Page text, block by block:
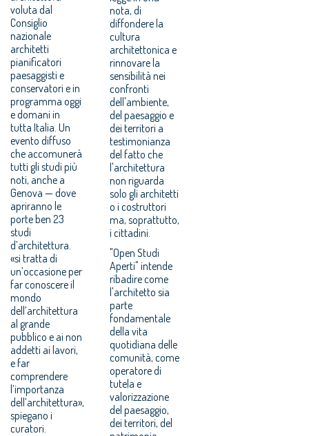
voluta dal
Consiglio
nazionale
architetti
pianificatori
paesaggisti e
conservatori e in
programma oggi
e domani in
tutta Italia. Un
evento diffuso
che accomunerà
tutti gli studi più
noti, anche a
Genova — dove
apriranno le
porte ben 23
studi
d’architettura.
«si tratta di
un’occasione per
far conoscere il
mondo
dell’architettura
al grande
pubblico e ai non
addetti ai lavori,
e far
comprendere
l’importanza
dell’architettura»,
spiegano i
curatori.
nota, di
diffondere la
cultura
architettonica e
rinnovare la
sensibilità nei
confronti
dell'ambiente,
del paesaggio e
dei territori a
testimonianza
del fatto che
l'architettura
non riguarda
solo gli architetti
o i costruttori
ma, soprattutto,
i cittadini.
"Open Studi
Aperti" intende
ribadire come
l'architetto sia
parte
fondamentale
della vita
quotidiana delle
comunità, come
operatore di
tutela e
valorizzazione
del paesaggio,
dei territori, del